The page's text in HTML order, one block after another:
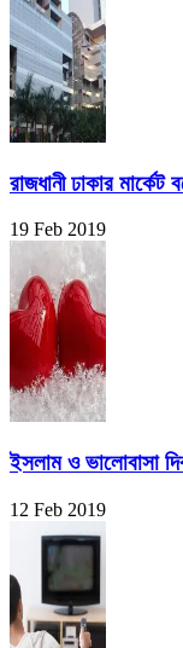
রাজধানী ঢাকার মার্কেট
19 Feb 2019
ইসলাম ও ভালোবাসা
12 Feb 2019